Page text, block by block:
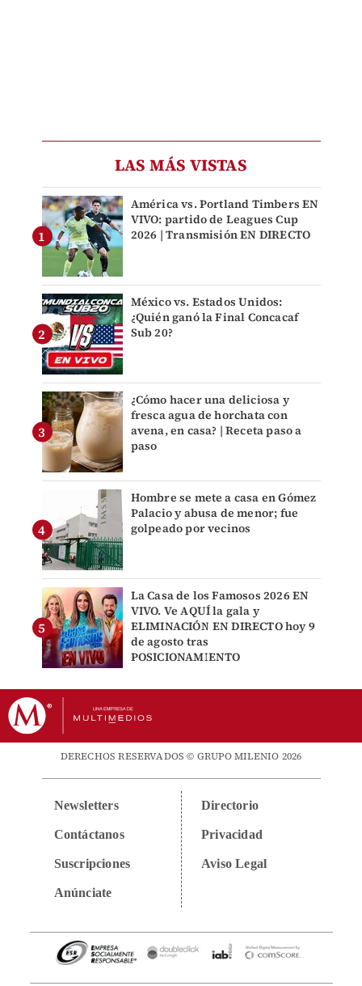
LAS MÁS VISTAS
América vs. Portland Timbers EN
VIVO: partido de Leagues Cup
2026 | Transmisión EN DIRECTO
México vs. Estados Unidos:
¿Quién ganó la Final Concacaf
Sub 20?
¿Cómo hacer una deliciosa y
fresca agua de horchata con
avena, en casa? | Receta paso a
paso
Hombre se mete a casa en Gómez
Palacio y abusa de menor; fue
golpeado por vecinos
La Casa de los Famosos 2026 EN
VIVO. Ve AQUÍ la gala y
ELIMINACIÓN EN DIRECTO hoy 9
de agosto tras
POSICIONAMIENTO
DERECHOS RESERVADOS © GRUPO MILENIO 2026
Newsletters
Contáctanos
Suscripciones
Anúnciate
Directorio
Privacidad
Aviso Legal